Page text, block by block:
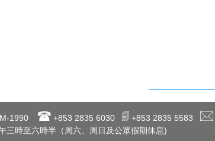
1990 +853 2835 6030 +853 2835 5583
三時至六時半（周六、周日及公眾假期休息)